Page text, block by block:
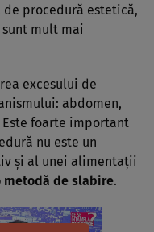
procedură estetică,
mult mai
excesului de
abdomen,
Este foarte important
nu este un
şi al unei alimentaţii
metodă de slabire.